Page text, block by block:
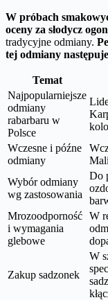
W próbach
oceny za słodycz
tradycyjne odmiany.
tej odmiany
Temat
Najpopularniejsze
odmiany
rabarbaru w
Polsce
Wczesne i późne
odmiany
Wybór odmiany
wg zastosowania
Do
Mrozoodporność
i wymagania
glebowe
W
Zakup sadzonek
W